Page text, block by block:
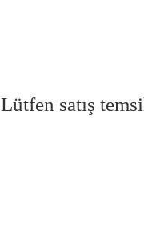
Lütfen satış